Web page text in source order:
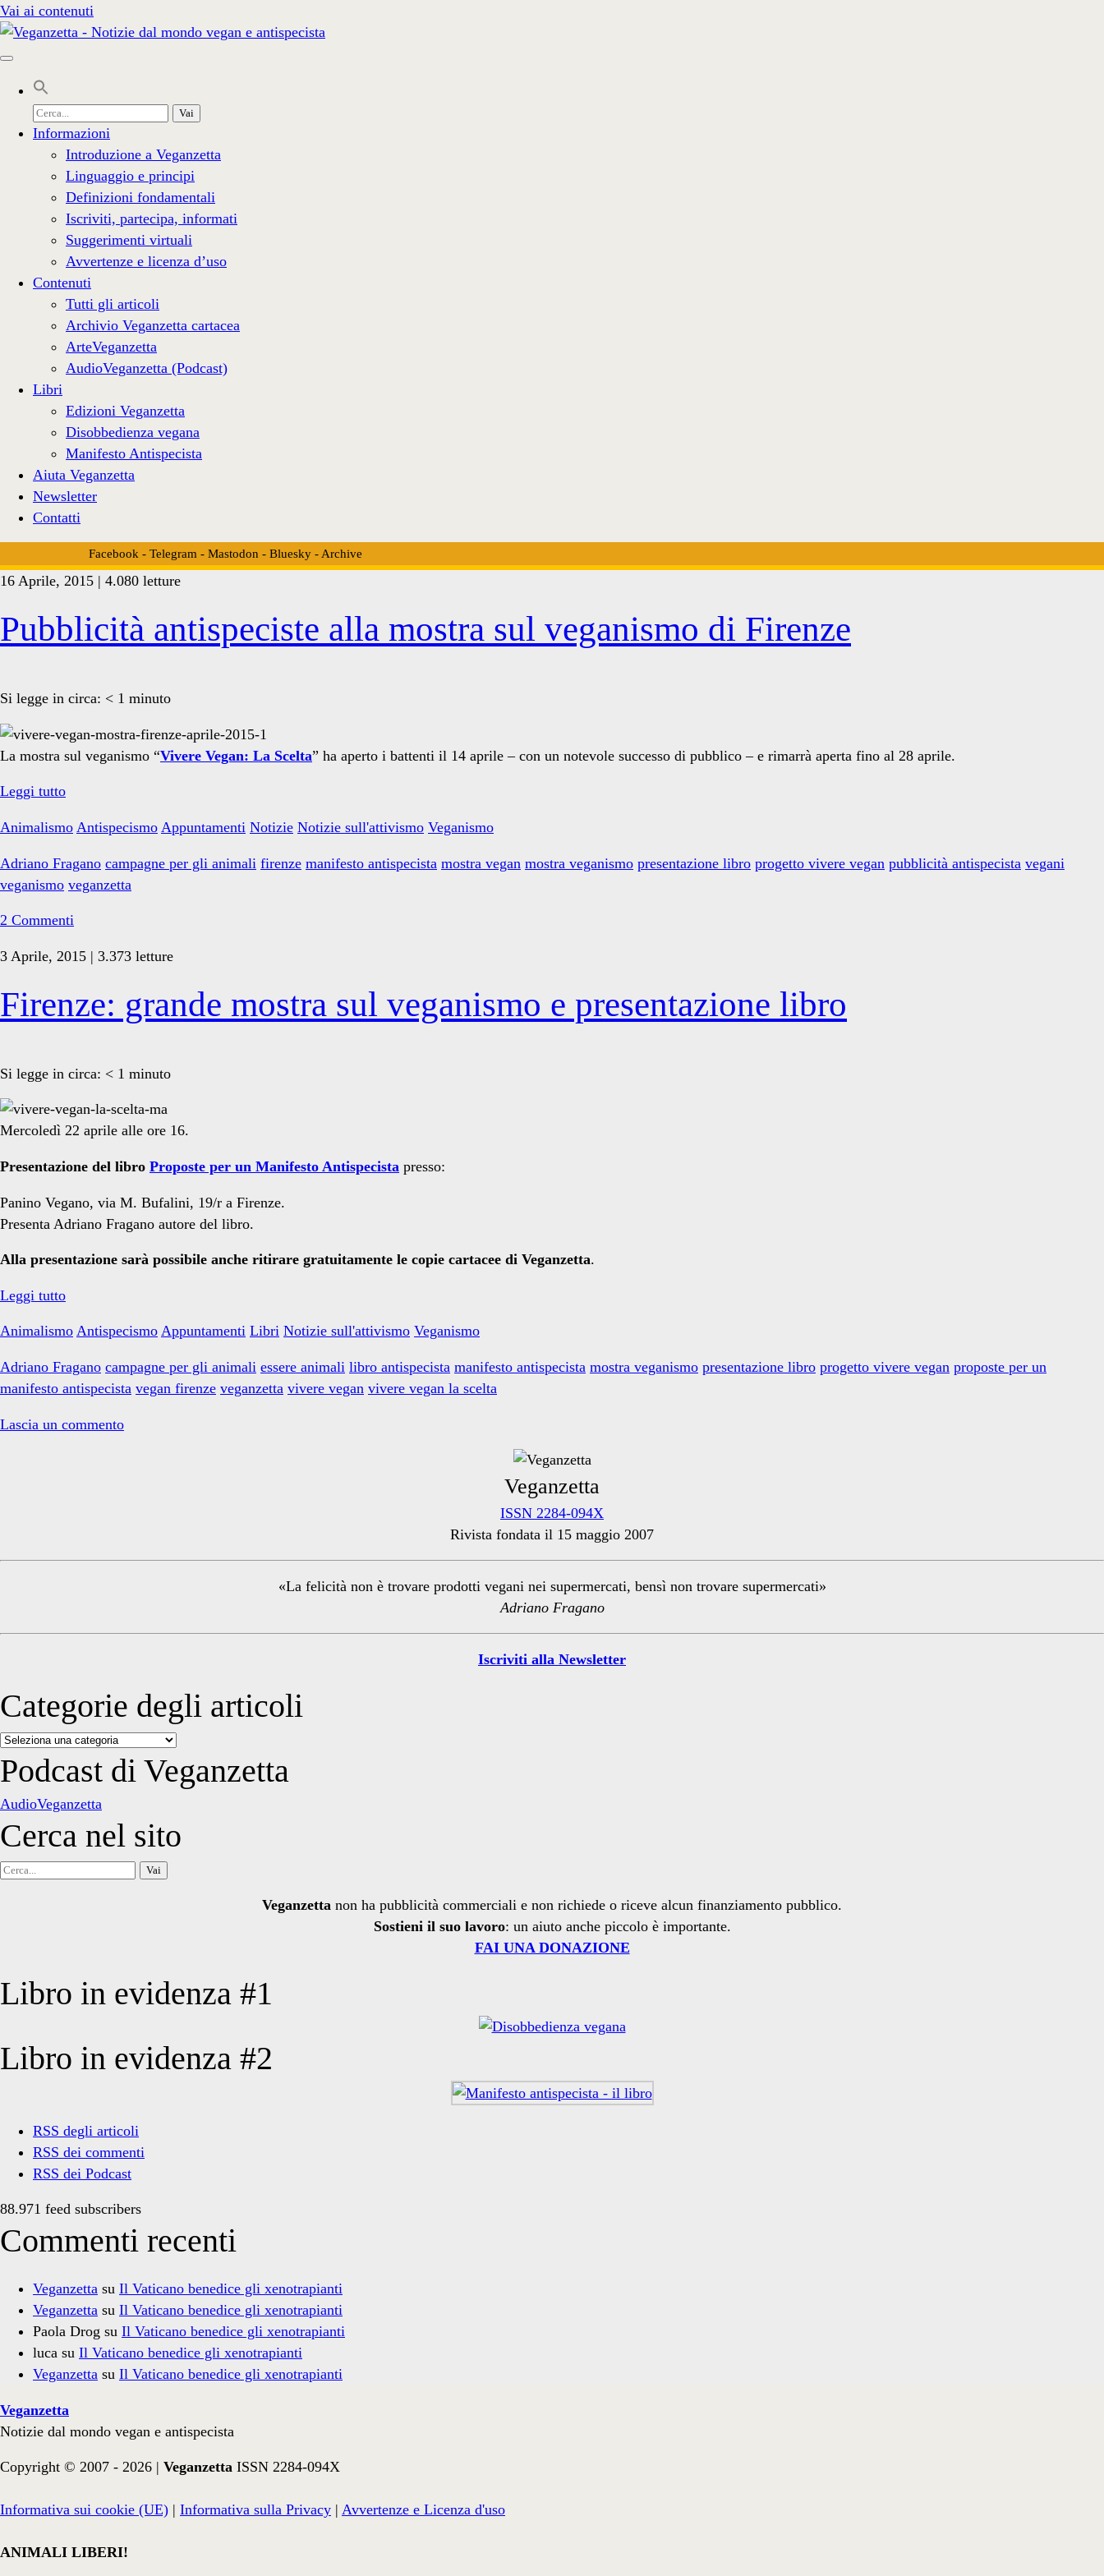
Vai ai contenuti
Cerca
per:
Informazioni
Introduzione a Veganzetta
Linguaggio e principi
Definizioni fondamentali
Iscriviti, partecipa, informati
Suggerimenti virtuali
Avvertenze e licenza d’uso
Contenuti
Tutti gli articoli
Archivio Veganzetta cartacea
ArteVeganzetta
AudioVeganzetta (Podcast)
Libri
Edizioni Veganzetta
Disobbedienza vegana
Manifesto Antispecista
Aiuta Veganzetta
Newsletter
Contatti
Facebook - Telegram - Mastodon - Bluesky- Archive
Tag:
veganismo</span>
16 Aprile, 2015 | 4.080 letture
Pubblicità antispeciste alla mostra sul veganismo di Firenze
Si legge in circa: < 1 minuto
La mostra sul veganismo “Vivere Vegan: La Scelta” ha aperto i battenti il 14 aprile – con un notevole successo di pubblico – e rimarrà aperta fino al 28 aprile.
Leggi tuttoPubblicità
alla
sul
veganismo
di
Animalismo Antispecismo Appuntamenti Notizie Notizie sull'attivismo Veganismo
Adriano Fragano campagne per gli animali firenze manifesto antispecista mostra vegan mostra veganismo presentazione libro progetto vivere vegan pubblicità antispecista vegani
veganismo veganzetta
2 Commenti
3 Aprile, 2015 | 3.373 letture
Firenze: grande mostra sul veganismo e presentazione libro
Si legge in circa: < 1 minuto
Mercoledì 22 aprile alle ore 16.
Presentazione del libro Proposte per un Manifesto Antispecista presso:
Panino Vegano, via M. Bufalini, 19/r a Firenze.
Presenta Adriano Fragano autore del libro.
Alla presentazione sarà possibile anche ritirare gratuitamente le copie cartacee di Veganzetta.
Leggi tuttoFirenze:
mostra
veganismo
presentazione
Animalismo Antispecismo Appuntamenti Libri Notizie sull'attivismo Veganismo
Adriano Fragano campagne per gli animali essere animali libro antispecista manifesto antispecista mostra veganismo presentazione libro progetto vivere vegan proposte per un
manifesto antispecista vegan firenze veganzetta vivere vegan vivere vegan la scelta
Lascia un commento
Sidebar
Veganzetta
ISSN 2284-094X
Rivista fondata il 15 maggio 2007
«La felicità non è trovare prodotti vegani nei supermercati, bensì non trovare supermercati»
Adriano Fragano
Iscriviti alla Newsletter
Categorie degli articoli
Categorie
degli
articoli
Podcast di Veganzetta
AudioVeganzetta
Cerca nel sito
Cerca
Veganzetta non ha pubblicità commerciali e non richiede o riceve alcun finanziamento pubblico.
Sostieni il suo lavoro: un aiuto anche piccolo è importante.
FAI UNA DONAZIONE
Libro in evidenza #1
Libro in evidenza #2
RSS degli articoli
RSS dei commenti
RSS dei Podcast
88.971 feed subscribers
Commenti recenti
Veganzetta su Il Vaticano benedice gli xenotrapianti
Veganzetta su Il Vaticano benedice gli xenotrapianti
Paola Drog su Il Vaticano benedice gli xenotrapianti
luca su Il Vaticano benedice gli xenotrapianti
Veganzetta su Il Vaticano benedice gli xenotrapianti
Veganzetta
Notizie dal mondo vegan e antispecista
Copyright © 2007 - 2026 | Veganzetta ISSN 2284-094X
Informativa sui cookie (UE) | Informativa sulla Privacy | Avvertenze e Licenza d'uso
ANIMALI LIBERI!